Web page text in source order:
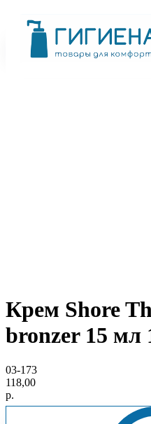
Крем Shore
bronzer 15 мл
03-173
118,00
р.